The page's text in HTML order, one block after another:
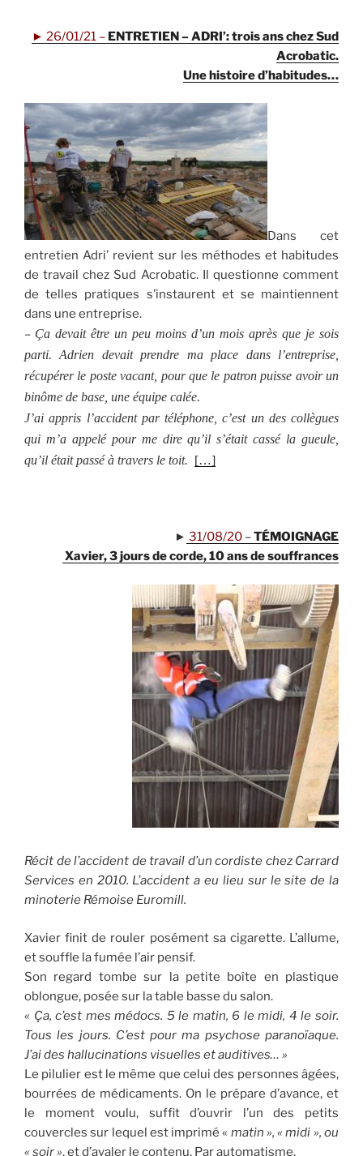
► 26/01/21 – ENTRETIEN – ADRI’: trois ans chez Sud
Acrobatic.
Une histoire d’habitudes…
Dans cet
entretien Adri’ revient sur les méthodes et habitudes
de travail chez Sud Acrobatic. Il questionne comment
de telles pratiques s’instaurent et se maintiennent
dans une entreprise.
– Ça devait être un peu moins d’un mois après que je sois
parti. Adrien devait prendre ma place dans l’entreprise,
récupérer le poste vacant, pour que le patron puisse avoir un
binôme de base, une équipe calée.
J’ai appris l’accident par téléphone, c’est un des collègues
qui m’a appelé pour me dire qu’il s’était cassé la gueule,
qu’il était passé à travers le toit.
[…]
► 31/08/20 –TÉMOIGNAGE
Xavier, 3 jours de corde, 10 ans de souffrances
Récit de l’accident de travail d’un cordiste chez Carrard
Services en 2010. L’accident a eu lieu sur le site de la
minoterie Rémoise Euromill.
Xavier finit de rouler posément sa cigarette. L’allume,
et souffle la fumée l’air pensif.
Son regard tombe sur la petite boîte en plastique
oblongue, posée sur la table basse du salon.
« Ça, c’est mes médocs. 5 le matin, 6 le midi, 4 le soir.
Tous les jours. C’est pour ma psychose paranoïaque.
J’ai des hallucinations visuelles et auditives… »
Le pilulier est le même que celui des personnes âgées,
bourrées de médicaments. On le prépare d’avance, et
le moment voulu, suffit d’ouvrir l’un des petits
couvercles sur lequel est imprimé « matin », « midi », ou
« soir », et d’avaler le contenu. Par automatisme.